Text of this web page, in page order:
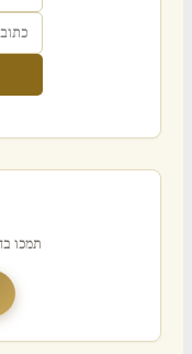
תמכו